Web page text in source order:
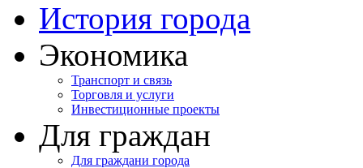
История города
Экономика
Транспорт и связь
Торговля и услуги
Инвестиционные проекты
Для граждан
Для граждани города